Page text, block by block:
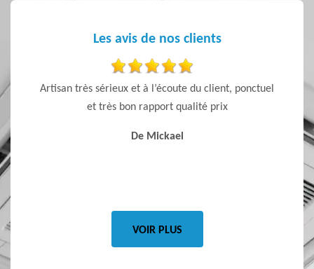
Les avis de nos clients
très
Artisan très sérieux et à l’écoute du client, ponctuel
et très bon rapport qualité prix
De Mickael
VOIR PLUS